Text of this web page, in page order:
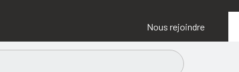
Nous rejoindre